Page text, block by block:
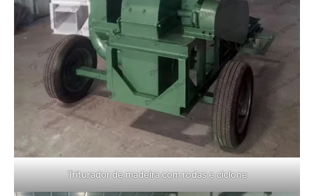
Triturador de madeira com rodas e ciclone